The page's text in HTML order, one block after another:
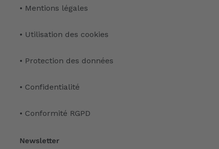
• Mentions légales
• Utilisation des cookies
• Protection des données
• Confidentialité
• Conformité RGPD
Newsletter